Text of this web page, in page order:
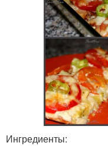
Ингредиенты: